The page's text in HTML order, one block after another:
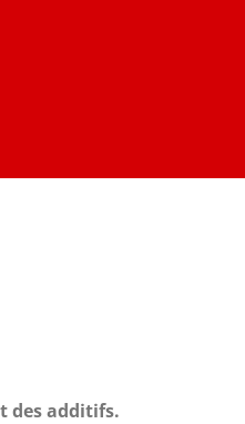
des additifs.